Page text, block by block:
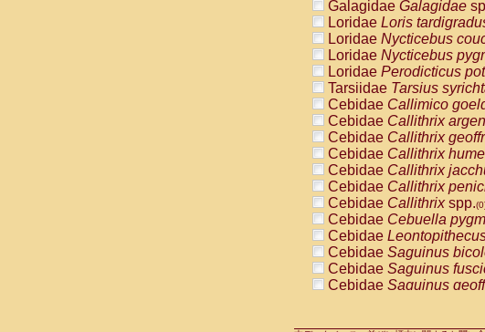
PitheciidaeChiropotes
PitheciidaePithecia
PitheciidaePithecia
Cercopithecidae
Cercopithecidae
Cercopithecidae
Cercopithecidae
Cercopithecidae
Cercopithecidae
Cercopithecidae
Cercopithecidae
CercopithecidaePapio
CercopithecidaePapio
CercopithecidaePapio
CercopithecidaePapio
CercopithecidaePapio
Cercopithecidae
Cercopithecidae
Cercopithecidae
Galagidae Galagidae
Loridae Loris
Loridae Nycticebus
Loridae Nycticebus
Loridae Perodicticus
Tarsiidae Tarsius
Cebidae Callimico
Cebidae Callithrix
Cebidae Callithrix
Cebidae Callithrix
Cebidae Callithrix
Cebidae Callithrix
Cebidae Callithrixspp.
Cebidae Cebuella
Cebidae
Cebidae Saguinus
Cebidae Saguinus
Cebidae Saguinus